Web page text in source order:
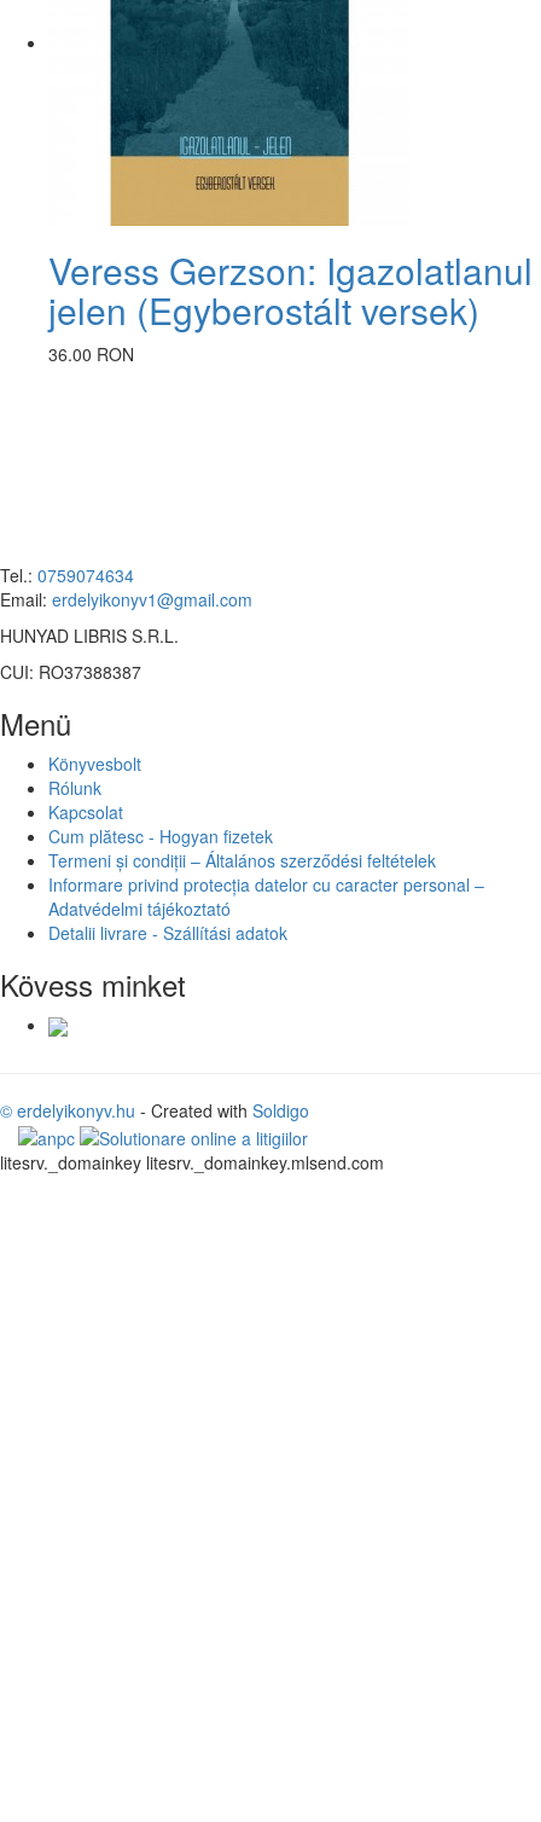
Veress Gerzson: Igazolatlanul
jelen (Egyberostált versek)
36.00 RON
Tel.: 0759074634
Email: erdelyikonyv1@gmail.com
HUNYAD LIBRIS S.R.L.
CUI: RO37388387
Menü
Könyvesbolt
Rólunk
Kapcsolat
Cum plătesc - Hogyan fizetek
Termeni și condiții – Általános szerződési feltételek
Informare privind protecția datelor cu caracter personal –
Adatvédelmi tájékoztató
Detalii livrare - Szállítási adatok
Kövess minket
© erdelyikonyv.hu - Created with Soldigo
litesrv._domainkey litesrv._domainkey.mlsend.com